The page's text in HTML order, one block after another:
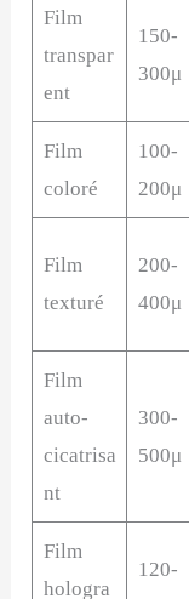
Film
transpar
ent
150-
300μ
Film
coloré
100-
200μ
Film
texturé
200-
400μ
Film
auto-
cicatrisa
nt
300-
500μ
Film
hologra
120-